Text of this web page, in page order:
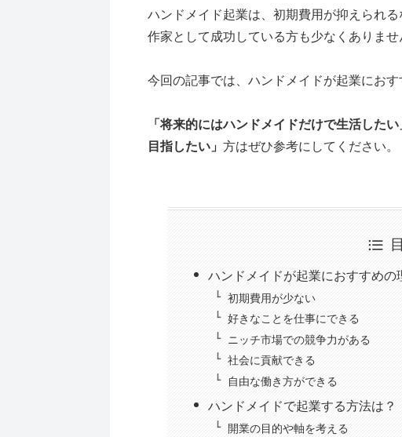
ハンドメイド起業は、初期費用が抑えられ
作家として成功している方も少なくありませ
今回の記事では、ハンドメイドが起業にお
「将来的にはハンドメイドだけで生活した
目指したい」 方はぜひ参考にしてください。
ハンドメイドが起業におすすめの
初期費用が少ない
好きなことを仕事にできる
ニッチ市場での競争力がある
社会に貢献できる
自由な働き方ができる
ハンドメイドで起業する方法は？
開業の目的や軸を考える